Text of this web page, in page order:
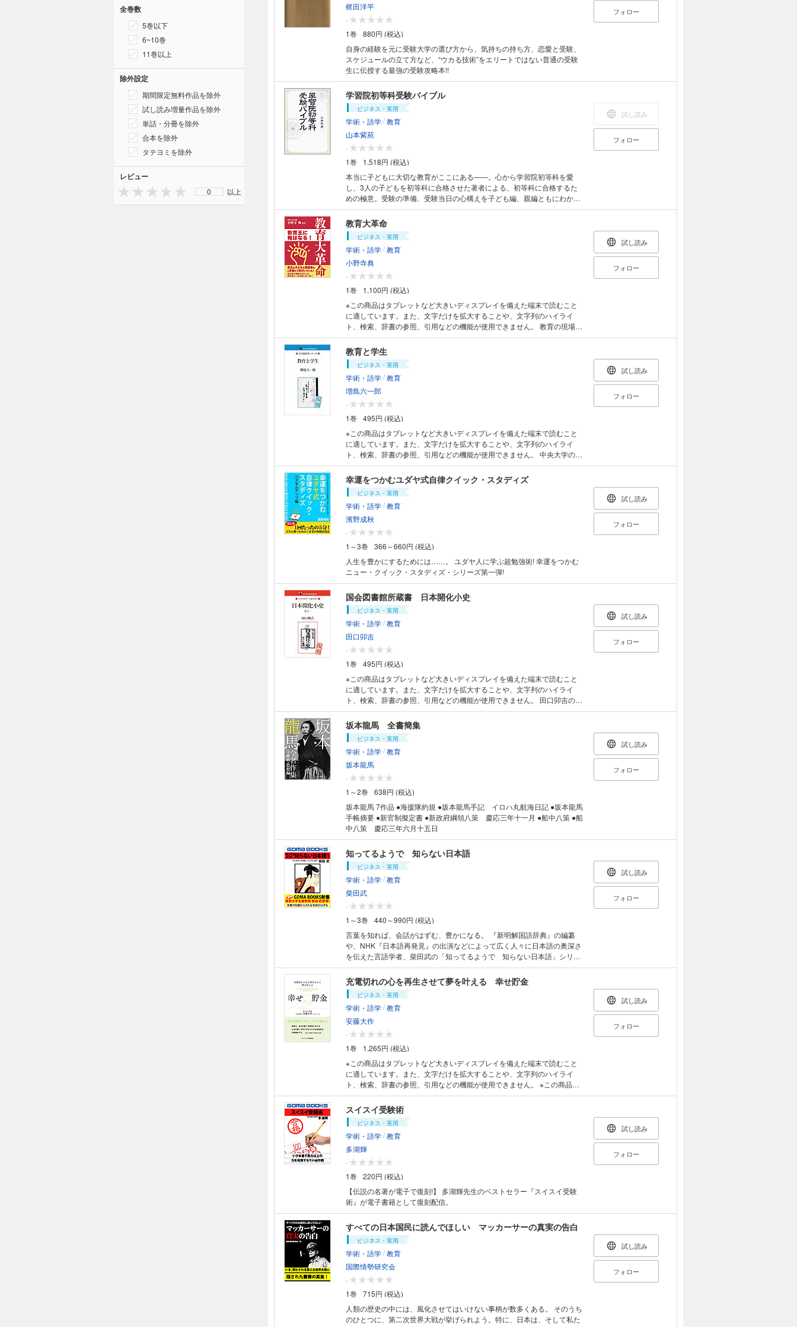
梶田洋平
-
1巻
880円 (税込)
自身の経験を元に受験大学の選び方から、気持ちの持ち方、恋愛と受験、
スケジュールの立て方など、“ウカる技術”をエリートではない普通の受験
生に伝授する最強の受験攻略本!!
フォロー
学習院初等科受験バイブル
ビジネス・実用
学術・語学/教育
山本紫苑
-
1巻
1,518円 (税込)
本当に子どもに大切な教育がここにある――。心から学習院初等科を愛
し、3人の子どもを初等科に合格させた著者による、初等科に合格するた
めの極意。受験の準備、受験当日の心構えを子ども編、親編ともにわかり
やすく説く。愛するわが子とともに成長していきたいお父さん、お母さん
必読の書。春にはきっと、大輪の花が咲くことだろう。
試し読み
フォロー
教育大革命
ビジネス・実用
学術・語学/教育
小野寺典
-
1巻
1,100円 (税込)
※この商品はタブレットなど大きいディスプレイを備えた端末で読むこと
に適しています。また、文字だけを拡大することや、文字列のハイライ
ト、検索、辞書の参照、引用などの機能が使用できません。 教育の現場に
革命を！ 昔からの慣習がはびこる教育界には、 「この時代、本当にその
制度は必要？」 「これってもう、今の時代いらないんじゃない？」 とい
った負の遺産がたくさん残っている。 このような問題提起を、教育の現場
に身を置きながら自ら声を上げ続けている現役教師がいた。その名もルフ
ィ先生こと、小野寺典先生だ。 先生の革命は教育現場だけではなく、「教
師の働き方」そのものにも及んでいる。実はルフィ先生、現在も学校の先
生と会社経営を両立させながら教壇に立ち、日々子どもたちと向き合って
師の働き方に対しても革命の鐘を鳴らし、各種SNSなどで教育に関する情
報や疑問を発信している。 そんなルフィ先生の本がついに刊行！ 読めば
読むほど、学校の常識は世間の非常識だと考えずにはいられない！ 教育革
命のプレリュードが今始まろうとしている！ 目次 はじめに １時間目「学
校の常識は、世間の非常識！」 社会に出てから先生になる道もある
学校の先生は、学ばない!? 体育座りはダメ！ 運動会の行進、本当に必
要？ 教材研究はいらない 宿題はいらない 指定の運動着、文房具、
給食のかっぽう着、必要？ 漢字練習はいらない 自主学習のやり方に
異議申す １時間目のまとめ 休み時間コラム『先生は春休みが大っ嫌
い』 ２時間目「先生たちの働き方改革」 病気になっても休めない先生
たち 土日出勤の真相 教育委員が仕事を増やしている 職場の先輩先
ラスの人数、多すぎる ２時間目のまとめ 休み時間コラム『じつは、
先生にバレていること５選』 ３時間目「親も子育てに悩んでいる」 早
く宿題やりなさい！ は絶対にＮＧ 先生に角が立たないように伝えるに
は？ 子どもが学校に行きたくないって言ったら、どうしたらいい？
１ 放課後、担任の先生に相談する ２ 学校に行けたら、帰宅
後、子どもからたくさん話を聴く ３ 気持ちを共感する ４ そ
れでも行きたくないときは、学校を休ませていい 不平不満を言う子の子
育て ストレスゼロの子育てとは？ １ 子どもを誰かと比べない
２ 決めつけ思考をしない ３ プレッシャーをかけすぎない
教育や子育てには「決断力」が大切 子どもとの関係に距離を感じた
あったら、笑顔で手を振る ４ スキンシップでコミュニケーション
子育てあるある 子育てママこそ、息抜きをしよう 子どもと先生の
気が合わない場合の対処法 ３時間目のまとめ 休み時間コラム『教師
がもらって嬉しいプレゼント』 ４時間目「学校は休んでいい─発達障が
い、不登校の子」 グレーゾーンの不登校児が増えている 皆勤賞はい
らない 学校は休んでいい 発達障がいは、二次障がいのほうが深刻
学校に来る意味とは？ 「通常学級、支援学級」この名前、やめませんか？
不登校の親への対応 不登校の子は家で何してる？ 優しい子、大人
の期待に応えようと必死な子ほど注意が必要 ４時間目のまとめ 休み
時間コラム『先生の職業あるある』 ５時間目「教科書に載っていない大切
なこと」 感謝の気持ちを伝えよう お金の教育は大切 教師は授業力
ってはいけない「ＮＧワード」 成績表は参考程度でいい 海外と日本
の教育の大きな違い 教科書には載っていないこと４選 １ ときに
は嫌なことから逃げてもいい ２ 本当はみんな「平等ではない」とい
うこと ３ 周りに依存しないこと ４ 自分を幸せにできるの
は、自分だけ ５時間目のまとめ 休み時間コラム『衝撃の保護者面
談 ベスト５』 おわりに 著者プロフィール 小野寺 典（おのでら つかさ）
株式会社会社トレジャーアイランド役員。 関東の公立小学校 非常勤講
師。 SNS総フォロワー5万人以上。 1985年生まれ。埼玉県熊谷市出身 短
大時に幼稚園教諭と保育士資格を取得。その後、学童保育指導員→町の水
道会社→トラックの運転手→通信教育で教員免許を取得し学校の先生とな
り、節目となる教員10年目には埼玉県の働き方改革教員のモデルケースに
加しながら、現在も現役の小学校の先生（非常勤講師）として働いてい
る。 学校以外にも会社を設立し、オンラインサロン、コミュニケーション
講座、SNSマーケティング講座、講演会など精力的に活動を展開。副業で
2，000万円以上を売り上げ、起業１年目にして3，000万円の売り上げを
あげる。 2023年11月にはクラウドファンディングに挑戦。2024年7月に
は自身初となる先生の祭典【教育万博】の開催が決定し、今後ますます
「ルフィ先生」の働き方に期待と注目が集まっている。
試し読み
フォロー
教育と学生
ビジネス・実用
学術・語学/教育
増島六一郎
-
1巻
495円 (税込)
※この商品はタブレットなど大きいディスプレイを備えた端末で読むこと
に適しています。また、文字だけを拡大することや、文字列のハイライ
ト、検索、辞書の参照、引用などの機能が使用できません。 中央大学の設
立に尽力した増島六一郎は、東京大学法学部を首席で卒業した秀才で、当
時としては珍しい英語が堪能な弁護士として頭角を現していた。一方で明
治義塾の教壇に立つなど教育者としても若い人材の育成に力を注いだ。
「教育と学生」はそんな増島の思想がうかがえる貴重な書。本書は昭和2
年に出版された本の電子書籍版である。
試し読み
フォロー
幸運をつかむユダヤ式自律クイック・スタディズ
ビジネス・実用
学術・語学/教育
濱野成秋
-
1～3巻
366～660円 (税込)
人生を豊かにするためには……。 ユダヤ人に学ぶ超勉強術! 幸運をつかむ
ニュー・クイック・スタディズ・シリーズ第一弾!
試し読み
フォロー
国会図書館所蔵書 日本開化小史
ビジネス・実用
学術・語学/教育
田口卯吉
-
1巻
495円 (税込)
※この商品はタブレットなど大きいディスプレイを備えた端末で読むこと
に適しています。また、文字だけを拡大することや、文字列のハイライ
ト、検索、辞書の参照、引用などの機能が使用できません。 田口卯吉の処
女作となる「日本開化小史」は、福沢諭吉の「文明論之概略」とともに明
治初期の歴史書の代表と称されている。初版は1877年に作られベストセラ
ーとして人気のシリーズとなった。本書は1881-1884年に出版された本を
電子書籍として再現した本である。
試し読み
フォロー
坂本龍馬 全書簡集
ビジネス・実用
学術・語学/教育
坂本龍馬
-
1～2巻
638円 (税込)
坂本龍馬 7作品 ●海援隊約規 ●坂本龍馬手記 イロハ丸航海日記 ●坂本龍馬
手帳摘要 ●新官制擬定書 ●新政府綱領八策 慶応三年十一月 ●船中八策 ●船
中八策 慶応三年六月十五日
試し読み
フォロー
知ってるようで 知らない日本語
ビジネス・実用
学術・語学/教育
柴田武
-
1～3巻
440～990円 (税込)
言葉を知れば、会話がはずむ、豊かになる。 『新明解国語辞典』の編纂
や、NHK『日本語再発見』の出演などによって広く人々に日本語の奥深さ
を伝えた言語学者、柴田武の「知ってるようで 知らない日本語」シリー
ズ待望の復刻第一弾! ふだん何げなく使っている日本語。けれど、その意
味をはっきり掴んでいない言葉は意外に多い。たとえば、「緑の黒髪」と
いうのは緑色なのか? それとも、黒色なのか? そんな疑問に言語学者の
柴田武先生が答えます。博識の東大文学博士が、わかりやすく、ざっくば
らんにその知識を披露した言葉を楽しむための教養書。言葉は知れば知る
ほど面白い。知識が身につき、会話もはずむ一挙両得の1冊です。
試し読み
フォロー
充電切れの心を再生させて夢を叶える 幸せ貯金
ビジネス・実用
学術・語学/教育
安藤大作
-
1巻
1,265円 (税込)
※この商品はタブレットなど大きいディスプレイを備えた端末で読むこと
に適しています。また、文字だけを拡大することや、文字列のハイライ
ト、検索、辞書の参照、引用などの機能が使用できません。 ※この商品は
固定レイアウトで制作されており， タブレットなど大きいディスプレイを
備えた端末で読むことに適しています。 また，文字列のハイライトや検
索、辞書の参照、引用などの機能が使用できません。 東京大学名誉教授
矢作直樹先生推薦！ 「本書は、自分の愛と可能性に気づき、心を充電
し""幸せ""を手に入れる具体的な行動指針です」 幸せに近づくシンプルな
方法がわかる！ 子どもも大人も、「充電の切れかかったタブレット」のよ
うだと私は感じます。無理をすればいつ本当に充電がきれてしまうかわか
い。 本書は「幸せ体質」になるための行動指針を５つのステップにまと
め、解説しています。どれも簡単にできることばかりですので、さっそく
実践してみましょう。 また、本文中にある 『心が整い、願いが叶う「し
あわせ感謝年表」』 『心が整い、願いが叶う「ありがとうノート」』 も
別冊ノートとして用意してあります。 それぞれのノートをお手元に置い
て、 本文を読みつつ活用してみてください。 著者プロフィール 安藤 大作
（あんどう・だいさく） 両親と共に暮らせない幼少期。孤独と惨めさから
自殺寸前に。ただ自分の内面に向かう旅から周りの愛に気づき始め、やが
て人間の本当の力や無限の可能性を感じ始める。愛と感謝と接することで
人は無限の可能性を湧き上がらせることを伝えるために、22歳で私塾を創
可能性の根源に迫るため保育園を次々に開園。さらに様々な執筆活動や書
籍出版。テレビのレギュラーコーナー、ラジオのレギュラー番組を持ちそ
の考え方を発信。自身でデザインした心を育てる住宅は建築デザイン大賞
試し読み
フォロー
スイスイ受験術
ビジネス・実用
学術・語学/教育
多湖輝
-
1巻
220円 (税込)
【伝説の名著が電子で復刻!】 多湖輝先生のベストセラー『スイスイ受験
術』が電子書籍として復刻配信。
試し読み
フォロー
すべての日本国民に読んでほしい マッカーサーの真実の告白
ビジネス・実用
学術・語学/教育
国際情勢研究会
-
1巻
715円 (税込)
人類の歴史の中には、風化させてはいけない事柄が数多くある。 そのうち
のひとつに、第二次世界大戦が挙げられよう。特に、日本は、そして私た
試し読み
フォロー
全巻数
5巻以下
6~10巻
11巻以上
除外設定
期間限定無料作品を除外
試し読み増量作品を除外
単話・分冊を除外
合本を除外
タテヨミを除外
レビュー
0 以上